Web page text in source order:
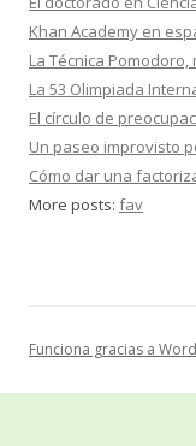
Khan Academy en
La Técnica Pomodoro,
La 53 Olimpiada
El círculo de
Un paseo improvisto
Cómo dar una
More posts: fav
Funciona gracias a